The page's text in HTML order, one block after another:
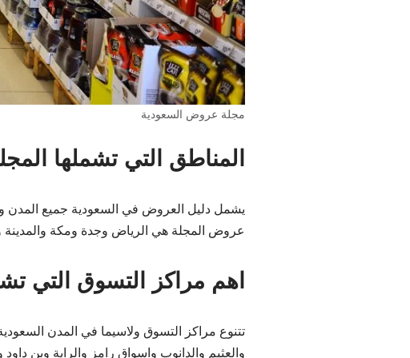
مجلة عروض السعودية
المناطق التي تشملها
يشمل دليل العروض في السعودية جميع المدن
عروض المجلة هي الرياض وجدة ومكة والمدينة
اهم مراكز التسوق التي
تتنوع مراكز التسوق ولاسيما في المدن
والعثيم والدانوب واسواق رامز والراية وبن